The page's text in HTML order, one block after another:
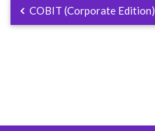
COBIT (Corporate Edition)